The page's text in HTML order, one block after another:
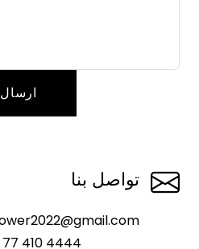
ارسال
تواصل بنا
410 4444